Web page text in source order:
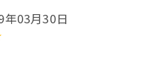
年03月30日